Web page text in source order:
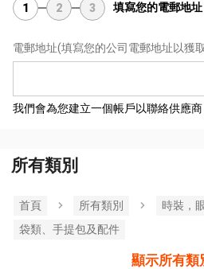
1 2 3 填寫您的電郵地址
電郵地址(填寫您的公司電郵地址以獲
我們會為您建立一個帳戶以聯絡供應商
所有類別
首頁 所有類別
時裝，
袋類、手提包及配件
顯示所有類